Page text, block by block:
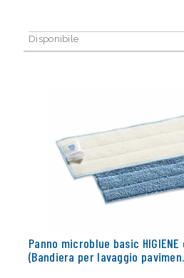
Disponibile
Panno microblue basic
(Bandiera per lavaggio